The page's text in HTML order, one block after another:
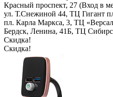
Красный проспект, 27 (Вход в
ул. Т.Снежиной 44, ТЦ Гигант
пл. Карла Маркса, 3, ТЦ
Бердск, Ленина, 41Б, ТЦ
Скидка!
Скидка!